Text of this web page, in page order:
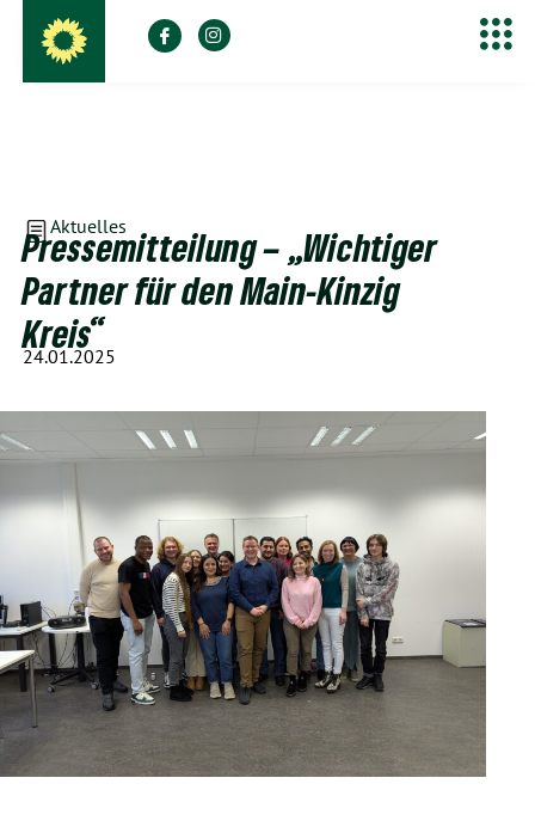
Aktuelles
Pressemitteilung – „Wichtiger
Partner für den Main-Kinzig
Kreis“
24.01.2025